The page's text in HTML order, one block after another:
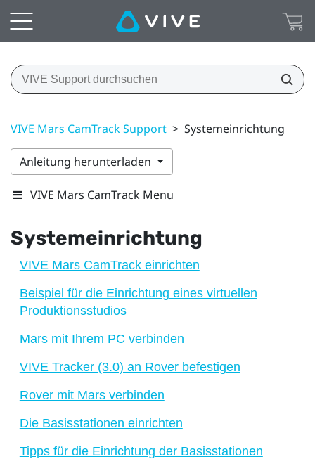
VIVE Mars CamTrack Support > Systemeinrichtung
Anleitung herunterladen
VIVE Mars CamTrack Menu
Systemeinrichtung
VIVE Mars CamTrack einrichten
Beispiel für die Einrichtung eines virtuellen
Produktionsstudios
Mars mit Ihrem PC verbinden
VIVE Tracker (3.0) an Rover befestigen
Rover mit Mars verbinden
Die Basisstationen einrichten
Tipps für die Einrichtung der Basisstationen